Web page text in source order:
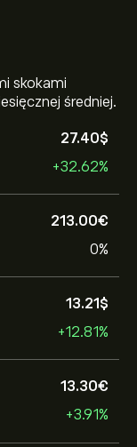
skokami
średniej.
27.40‎$‎
+32.62%
213.00‎€‎
0%
13.21‎$‎
+12.81%
13.30‎€‎
+3.91%